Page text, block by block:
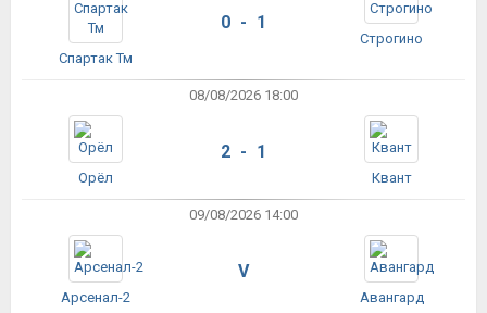
Спартак Тм
0 - 1
Строгино
08/08/2026 18:00
Орёл
2 - 1
Квант
09/08/2026 14:00
Арсенал-2
V
Авангард